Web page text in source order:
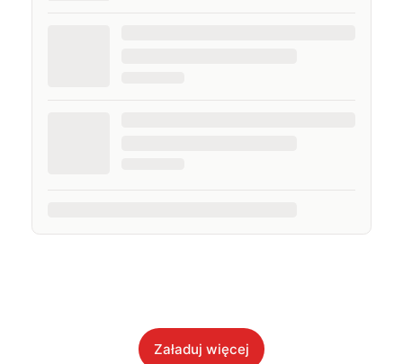
Załaduj więcej